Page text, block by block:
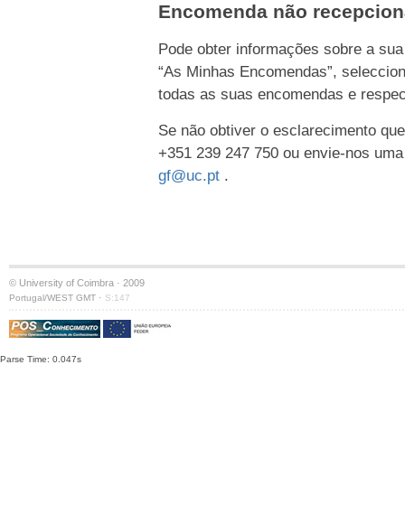
Encomenda não
Pode obter informações sobre a
“As Minhas Encomendas”,
todas as suas encomendas e
Se não obtiver o esclarecimento
+351 239 247 750 ou envie-nos
gf@uc.pt .
© University of Coimbra · 2009
Portugal/WEST GMT · S:147
Parse Time: 0.047s